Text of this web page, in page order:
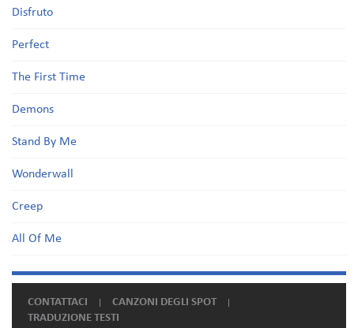
Disfruto
Perfect
The First Time
Demons
Stand By Me
Wonderwall
Creep
All Of Me
CONTATTACI
CANZONI DEGLI SPOT
TRADUZIONE TESTI